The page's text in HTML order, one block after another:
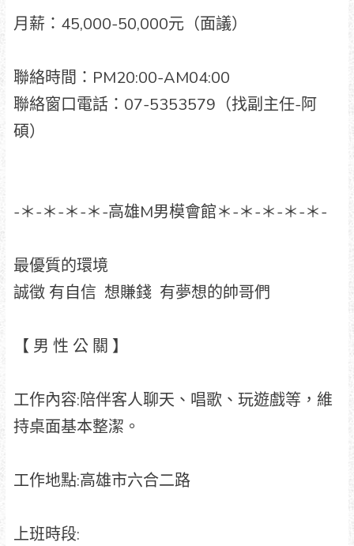
月薪：45,000-50,000元（面議）
聯絡時間：PM20:00-AM04:00
聯絡窗口電話：07-5353579（找副主任-阿
碩）
-＊-＊-＊-＊-高雄M男模會館＊-＊-＊-＊-＊-
最優質的環境
誠徵 有自信 想賺錢 有夢想的帥哥們
【 男 性 公 關 】
工作內容:陪伴客人聊天、唱歌、玩遊戲等，維
持桌面基本整潔。
工作地點:高雄市六合二路
上班時段: